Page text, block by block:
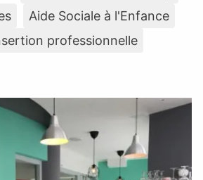
Aide Sociale à l'Enfance
professionnelle